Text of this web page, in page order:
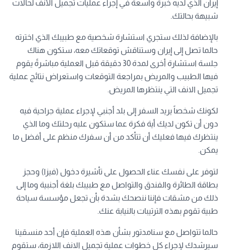
إيران الذي لديه خبرة واسعة في إجراء عمليات تجميل الأنف لحالات
شبيهة بحالتك.
بالإضافة لذلك ستجري استشارة شخصية مع طبيبك الذي اخترته
حالما تصل إلى إيران وستناقش توقعاتك معه، ستكون هناك
جلسة استشارة أخرى لمدة 30 دقيقة قبل العملية مباشرةً يقوم
فيها الطبيب والمريض بمراجعة التوقعات واستعراض نتائج عملية
تجميل الانف التي ينتظرها المريض.
لكونك شخصاً يريد السفر إلى بلد أجنبي لإجراء عملية جراحية فيه
دون أن تكون لديك أية فكرة عما ستكون عليه رحلتك وما الذي
ينتظرك فيها فعليك أن تتأكد من أن سفرك منظم على أفضل ما
يمكن.
لتوفر على نفسك عناء الحصول على تأشيرة دخول (فيزا) وحجز
بطاقة الطائرة والفندق والتواصل مع طبيبك بلغة أجنبية وما إلى
ذلك من مشقات فإننا ننصحك بشدة بأن تجعل مؤسسة سياحة
طبية تقوم بهذه الترتيبات بالنيابة عنك.
حالما تتواصل مع سنامدتور بشأن هذه العملية فإن أحد منسقينا
سيرشدك لإجراء كل خطوات عملية تجميل الانف اللازمة، ستقوم